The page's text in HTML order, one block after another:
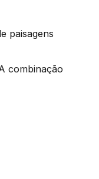
paisagens
combinação